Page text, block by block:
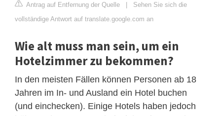
Antrag auf Entfernung der Quelle | Sehen Sie sich die
vollständige Antwort auf translate.google.com an
Wie alt muss man sein, um ein
Hotelzimmer zu bekommen?
In den meisten Fällen können Personen ab 18
Jahren im In- und Ausland ein Hotel buchen
(und einchecken). Einige Hotels haben jedoch